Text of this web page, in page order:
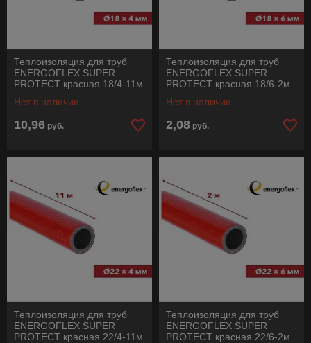
Теплоизоляция для труб
ENERGOFLEX SUPER
PROTECT красная 18/4-11м
Нет в наличии
10,96 руб.
Теплоизоляция для труб
ENERGOFLEX SUPER
PROTECT красная 18/6-2м
Нет в наличии
2,08 руб.
Теплоизоляция для труб
ENERGOFLEX SUPER
PROTECT красная 22/4-11м
Теплоизоляция для труб
ENERGOFLEX SUPER
PROTECT красная 22/6-2м